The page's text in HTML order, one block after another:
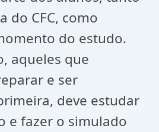
do CFC, como
do estudo.
aqueles que
e ser
deve estudar
e fazer o simulado